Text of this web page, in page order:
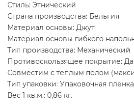
Стиль: Этнический
Страна производства: Бельгия
Материал основы: Джут
Материал основы гибкого
Тип производства: Механический
Противоскользящее покрытие: Да
Совместим с теплым полом
Тип упаковки: Упаковочная пленка
Вес 1 кв.м.: 0,86 кг.